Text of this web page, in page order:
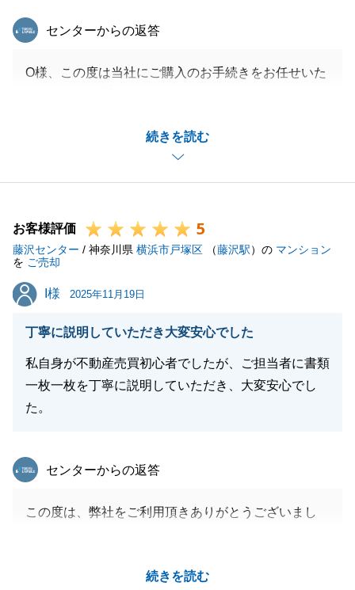
続きを読む
東急リバブル
センターからの返答
O様、この度は当社にご購入のお手続きをお任せいた
ご多忙の中綿密なやり取りをさせていただきまして、
誠にありがとうございました。
みにしております。
今後とも、何卒よろしくお願い申し上げます。
お客様評価 5
藤沢センター / 神奈川県 横浜市戸塚区 （藤沢駅）の マンション
を ご売却
I様
I様 2025年11月19日
丁寧に説明していただき大変安心でした
私自身が不動産売買初心者でしたが、ご担当者に書類
一枚一枚を丁寧に説明していただき、大変安心でし
た。
続きを読む
東急リバブル
センターからの返答
この度は、弊社をご利用頂きありがとうございまし
たと存じますが、弊社へご売却をお任せいただいたこ